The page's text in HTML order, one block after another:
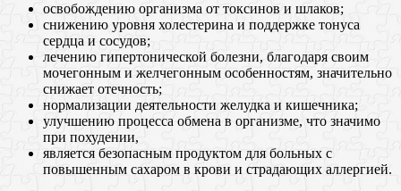
освобождению организма от токсинов и шлаков;
снижению уровня холестерина и поддержке тонуса
сердца и сосудов;
лечению гипертонической болезни, благодаря своим
мочегонным и желчегонным особенностям, значительно
снижает отечность;
нормализации деятельности желудка и кишечника;
улучшению процесса обмена в организме, что значимо
при похудении,
является безопасным продуктом для больных с
повышенным сахаром в крови и страдающих аллергией.